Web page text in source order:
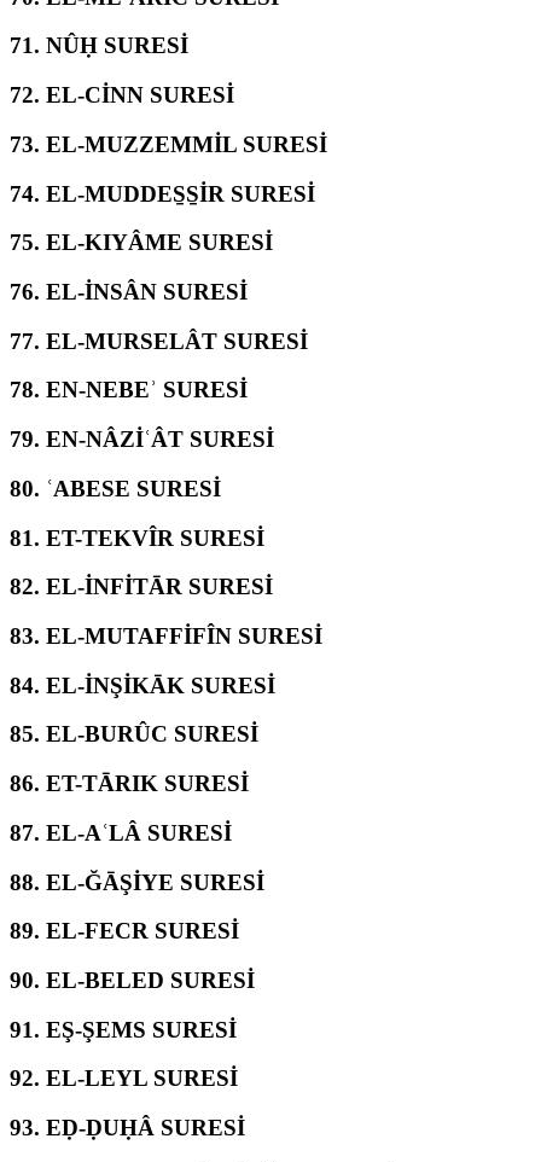
71. NÛḤ SURESİ
72. EL-CİNN SURESİ
73. EL-MUZZEMMİL SURESİ
74. EL-MUDDES̱S̱İR SURESİ
75. EL-KIYÂME SURESİ
76. EL-İNSÂN SURESİ
77. EL-MURSELÂT SURESİ
78. EN-NEBEʾ SURESİ
79. EN-NÂZİʿÂT SURESİ
80. ʿABESE SURESİ
81. ET-TEKVÎR SURESİ
82. EL-İNFİTĀR SURESİ
83. EL-MUTAFFİFÎN SURESİ
84. EL-İNŞİKĀK SURESİ
85. EL-BURÛC SURESİ
86. ET-TĀRIK SURESİ
87. EL-AʿLÂ SURESİ
88. EL-ĞĀŞİYE SURESİ
89. EL-FECR SURESİ
90. EL-BELED SURESİ
91. EŞ-ŞEMS SURESİ
92. EL-LEYL SURESİ
93. EḌ-ḌUḤÂ SURESİ